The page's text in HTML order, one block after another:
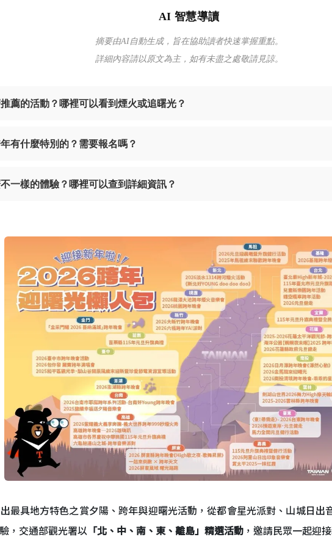
AI 智慧導讀
摘要由AI自動生成，旨在協助讀者快速掌握重點。
詳細內容請以原文為主，如有未盡之處敬請見諒。
薦的活動？哪裡可以看到煙火或追曙光？
有什麼特別的？需要報名嗎？
一樣的體驗？哪裡可以查到詳細資訊？
最具地方特色之賞夕陽、跨年與迎曙光活動，從都會星光派對、山城日出
，交通部觀光署以 「北、中、南、東、離島」精選活動 ，邀請民眾一起迎